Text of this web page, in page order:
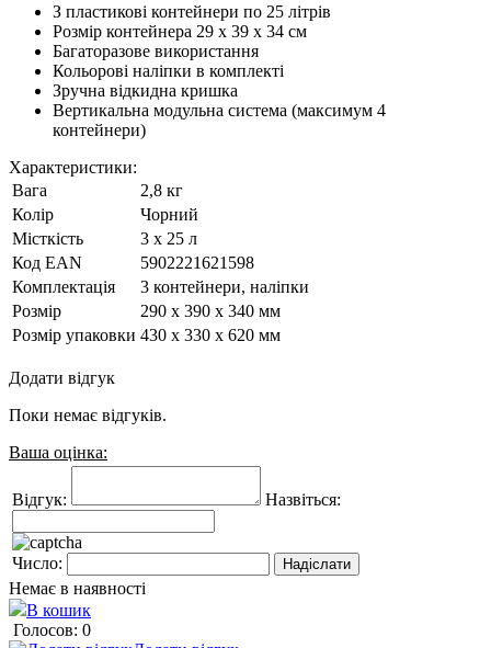
З пластикові контейнери по 25 літрів
Розмір контейнера 29 х 39 х 34 см
Багаторазове використання
Кольорові наліпки в комплекті
Зручна відкидна кришка
Вертикальна модульна система (максимум 4
контейнери)
Характеристики:
Вага
2,8 кг
Колір
Чорний
Місткість
3 х 25 л
Код ЕАN
5902221621598
Комплектація
3 контейнери, наліпки
Розмір
290 х 390 х 340 мм
Розмір упаковки 430 x 330 x 620 мм
Додати відгук
Поки немає відгуків.
Ваша оцінка:
Відгук: Назвіться:
Число:
Немає в наявності
В кошик
Голосов: 0